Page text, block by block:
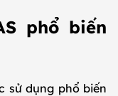
phổ biến
sử dụng phổ biến